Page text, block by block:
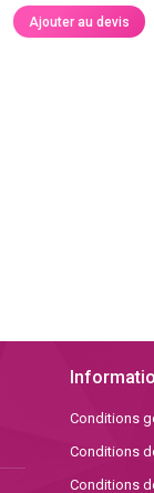
Ajouter au devis
Conditions
Conditions
Conditions